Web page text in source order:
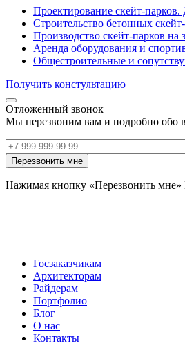
Проектирование скейт-парков.
Строительство бетонных
Производство скейт-парков на
Аренда оборудования и
Общестроительные и
Получить констультацию
Отложенный звонок
Мы перезвоним вам и подробно обо
Нажимая кнопку «Перезвонить мне»
Госзаказчикам
Архитекторам
Райдерам
Портфолио
Блог
О нас
Контакты